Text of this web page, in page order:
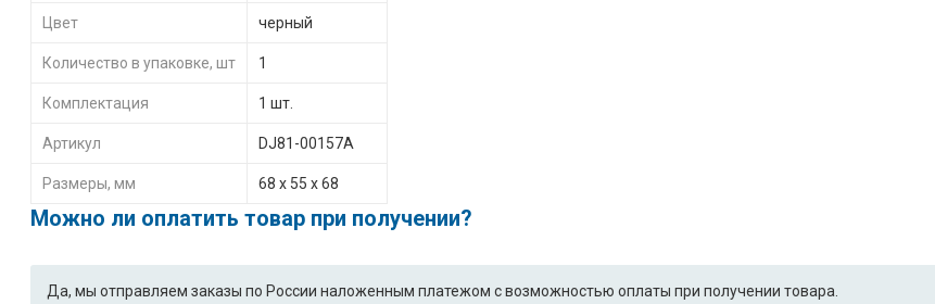
Цвет черный
Количество в упаковке, шт 1
Комплектация 1 шт.
Артикул DJ81-00157A
Размеры, мм 68 х 55 х 68
Можно ли оплатить товар при получении?
Да, мы отправляем заказы по России наложенным платежом с возможностью оплаты при получении товара.